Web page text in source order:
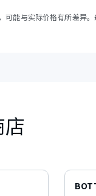
能与实际价格有所差异。